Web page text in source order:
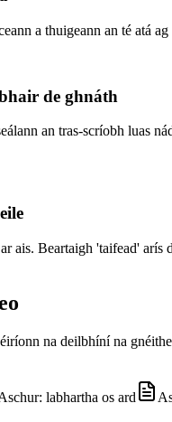
a thuigeann an té atá ag
de ghnáth
an tras-scríobh luas
ais. Beartaigh 'taifead' arís
na deilbhíní na
labhartha os ard